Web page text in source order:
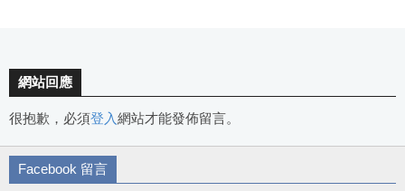
網站回應
很抱歉，必須登入網站才能發佈留言。
Facebook 留言